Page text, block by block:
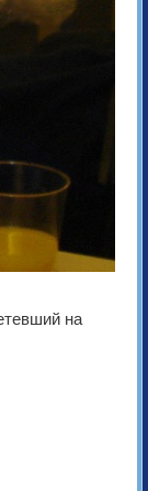
на